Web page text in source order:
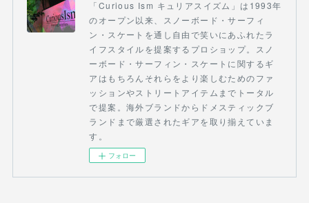
「Curious Ism キュリアスイズム」は1993年
のオープン以来、スノーボード・サーフィ
ン・スケートを通し自由で笑いにあふれたラ
イフスタイルを提案するプロショップ。スノ
ーボード・サーフィン・スケートに関するギ
アはもちろんそれらをより楽しむためのファ
ッションやストリートアイテムまでトータル
で提案。海外ブランドからドメスティックブ
ランドまで厳選されたギアを取り揃えていま
す。
フォロー